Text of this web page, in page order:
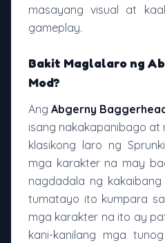
masayang visual at
gameplay.
Bakit Maglalaro ng
Mod?
Ang Abgerny
isang nakakapanibago at
klasikong laro ng
mga karakter na may
nagdadala ng
tumatayo ito kumpara
mga karakter na ito ay
kani-kanilang mga